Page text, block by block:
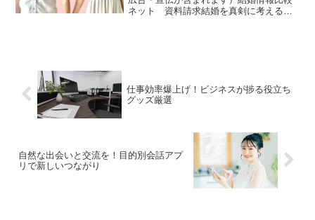
ネット 資料請求結婚を真剣に考えるあ
仕事効率爆上げ！ビジネスが捗る役立ち
グッズ厳選
自然な出会いと交流を！目的別会話アプ
リで新しいつながり